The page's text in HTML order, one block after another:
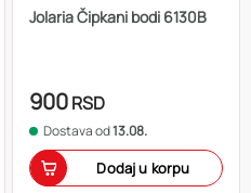
Jolaria Čipkani bodi 6130B
900RSD
Dostava od13.08.
Dodaj u korpu